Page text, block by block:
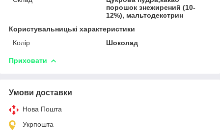
порошок знежирений (10-
12%), мальтодекстрин
Користувальницькі характеристики
Колір
Шоколад
Приховати
Умови доставки
Нова Пошта
Укрпошта